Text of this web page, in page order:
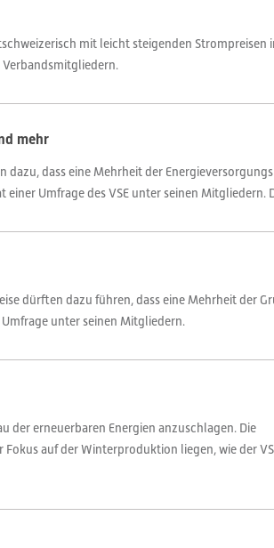
mit leicht steigenden Strompreisen
mehr
dazu, dass eine Mehrheit der
Umfrage des VSE unter seinen Mitgliedern.
dürften dazu führen, dass eine Mehrheit der
unter seinen Mitgliedern.
der erneuerbaren Energien anzuschlagen. Die
auf der Winterproduktion liegen, wie der